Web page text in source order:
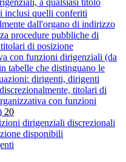
a qualsiasi titolo
inclusi quelli conferiti
dall'organo di indirizzo
procedure pubbliche di
di posizione
con funzioni dirigenziali (da
tabelle che distinguano le
dirigenti, dirigenti
titolari di
con funzioni
20
dirigenziali discrezionali
disponibili